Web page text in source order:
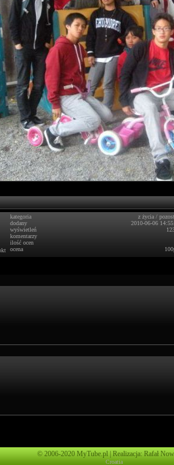
kategoria
dodany
wyświetleń
komentarzy
ilość ocen
ocena
z życia /
2010-06-06
© 2006-2020 MyTube.pl | Realizacja: Rafał
Croatia